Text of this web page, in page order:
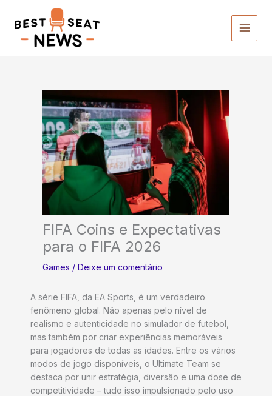
para
conteúdo
FIFA Coins e Expectativas
para o FIFA 2026
Games / Deixe um comentário
A série FIFA, da EA Sports, é um verdadeiro
fenômeno global. Não apenas pelo nível de
realismo e autenticidade no simulador de futebol,
mas também por criar experiências memoráveis
para jogadores de todas as idades. Entre os vários
modos de jogo disponíveis, o Ultimate Team se
destaca por unir estratégia, diversão e uma dose de
competitividade – tudo isso impulsionado pelo uso